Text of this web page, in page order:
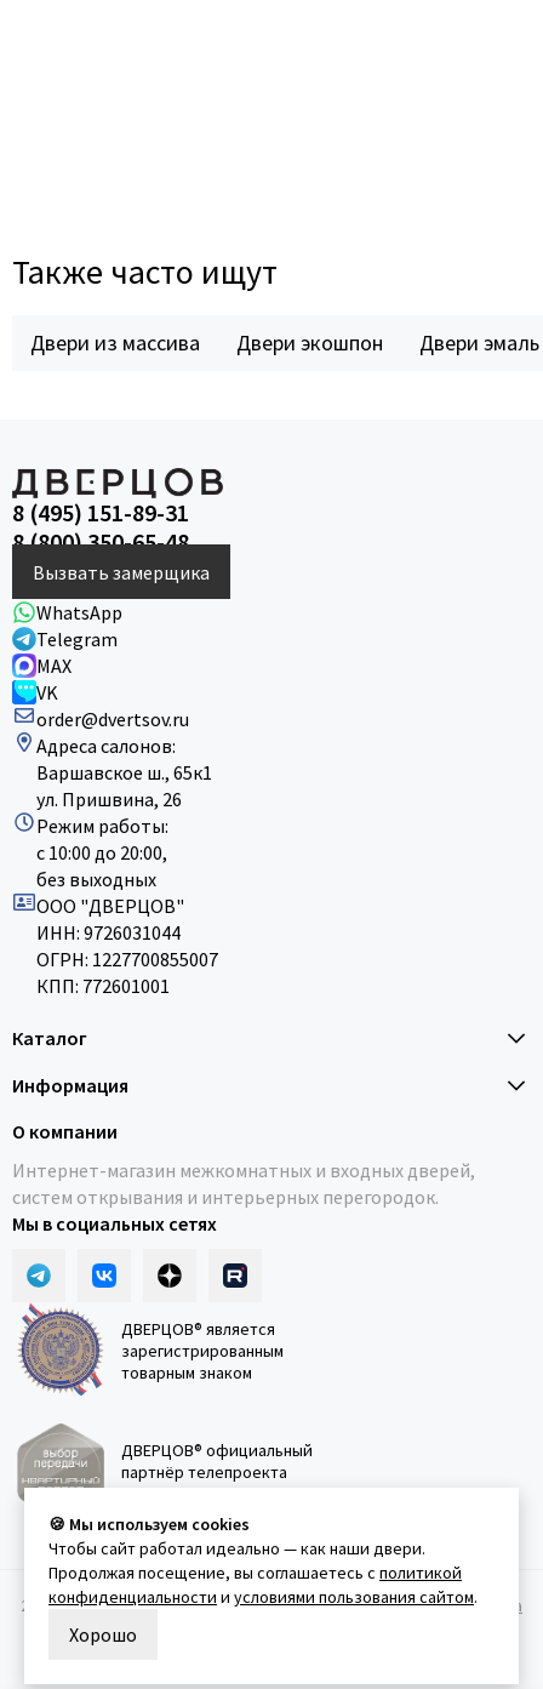
Также часто ищут
Двери из массива Двери экошпон Двери эмаль
8 (495) 151-89-31
8 (800) 350-65-48
Вызвать замерщика
WhatsApp
Telegram
MAX
VK
order@dvertsov.ru
Адреса салонов:
Варшавское ш., 65к1
ул. Пришвина, 26
Режим работы:
с 10:00 до 20:00,
без выходных
ООО "ДВЕРЦОВ"
ИНН: 9726031044
ОГРН: 1227700855007
КПП: 772601001
Каталог
Информация
О компании
Интернет-магазин межкомнатных и входных дверей,
систем открывания и интерьерных перегородок.
Мы в социальных сетях
ДВЕРЦОВ® является
зарегистрированным
товарным знаком
ДВЕРЦОВ® официальный
партнёр телепроекта
2011-2026 © Дверцов.Карта сайта Публичная оферта Политика
конфеденциальности
🍪 Мы используем cookies
Чтобы сайт работал идеально — как наши двери.
Продолжая посещение, вы соглашаетесь с политикой
конфиденциальности и условиями пользования сайтом.
Хорошо